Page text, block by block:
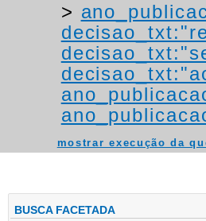
>
mostrar execução da
BUSCA FACETADA